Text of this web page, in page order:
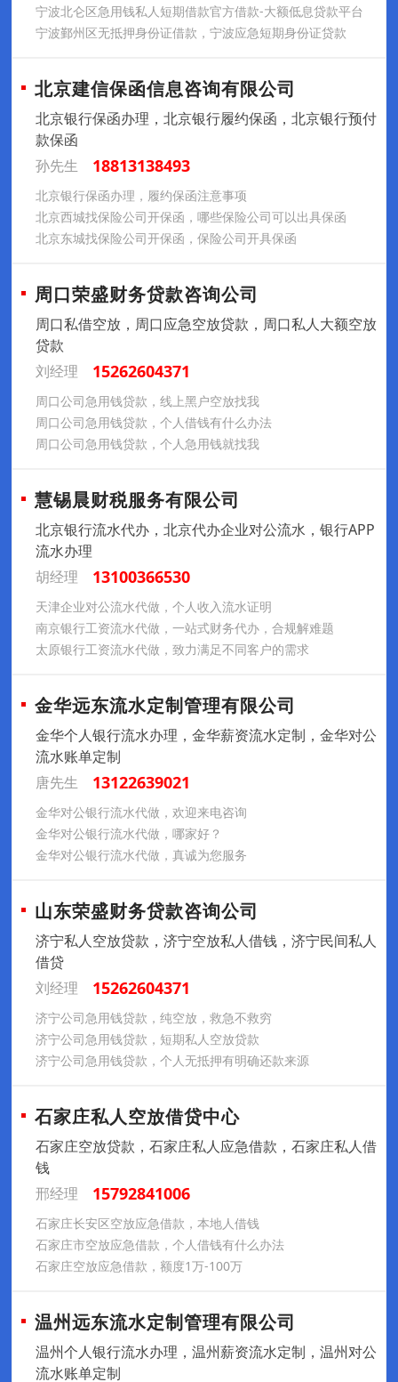
宁波北仑区急用钱私人短期借款官方借款-大额低息贷款平台
宁波鄞州区无抵押身份证借款，宁波应急短期身份证贷款
北京建信保函信息咨询有限公司
北京银行保函办理，北京银行履约保函，北京银行预付
款保函
孙先生
18813138493
北京银行保函办理，履约保函注意事项
北京西城找保险公司开保函，哪些保险公司可以出具保函
北京东城找保险公司开保函，保险公司开具保函
周口荣盛财务贷款咨询公司
周口私借空放，周口应急空放贷款，周口私人大额空放
贷款
刘经理
15262604371
周口公司急用钱贷款，线上黑户空放找我
周口公司急用钱贷款，个人借钱有什么办法
周口公司急用钱贷款，个人急用钱就找我
慧锡晨财税服务有限公司
北京银行流水代办，北京代办企业对公流水，银行APP
流水办理
胡经理
13100366530
‌‌天津企业对公流水代做，个人收入流水证明
南京银行工资流水代做，一站式财务代办，合规解难题
太原银行工资流水代做，致力满足不同客户的需求
金华远东流水定制管理有限公司
金华个人银行流水办理，金华薪资流水定制，金华对公
流水账单定制
唐先生
13122639021
金华对公银行流水代做，欢迎来电咨询
金华对公银行流水代做，哪家好？
金华对公银行流水代做，真诚为您服务
山东荣盛财务贷款咨询公司
济宁私人空放贷款，济宁空放私人借钱，济宁民间私人
借贷
刘经理
15262604371
济宁公司急用钱贷款，纯空放，救急不救穷
济宁公司急用钱贷款，短期私人空放贷款
济宁公司急用钱贷款，个人无抵押有明确还款来源
石家庄私人空放借贷中心
石家庄空放贷款，石家庄私人应急借款，石家庄私人借
钱
邢经理
15792841006
石家庄长安区空放应急借款，本地人借钱
石家庄市空放应急借款，个人借钱有什么办法
石家庄空放应急借款，额度1万-100万
温州远东流水定制管理有限公司
温州个人银行流水办理，温州薪资流水定制，温州对公
流水账单定制